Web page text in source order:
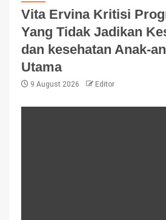
Vita Ervina Kritisi
Yang Tidak Jadikan
dan kesehatan Anak-
Utama
9 August 2026 Editor